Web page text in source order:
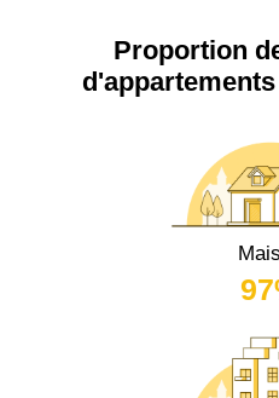
Proportion